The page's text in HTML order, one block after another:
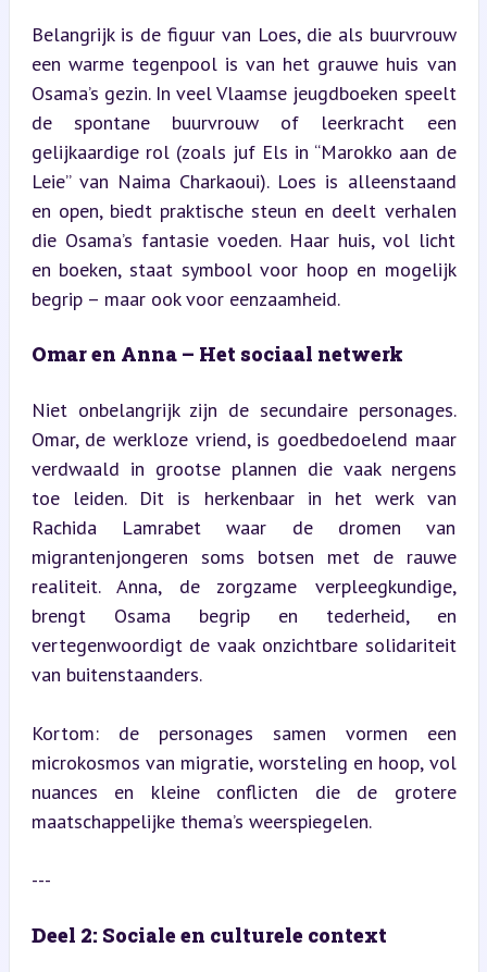
Belangrijk is de figuur van Loes, die als buurvrouw
een warme tegenpool is van het grauwe huis van
Osama’s gezin. In veel Vlaamse jeugdboeken speelt
de spontane buurvrouw of leerkracht een
gelijkaardige rol (zoals juf Els in “Marokko aan de
Leie” van Naima Charkaoui). Loes is alleenstaand
en open, biedt praktische steun en deelt verhalen
die Osama’s fantasie voeden. Haar huis, vol licht
en boeken, staat symbool voor hoop en mogelijk
begrip – maar ook voor eenzaamheid.
Omar en Anna – Het sociaal netwerk
Niet onbelangrijk zijn de secundaire personages.
Omar, de werkloze vriend, is goedbedoelend maar
verdwaald in grootse plannen die vaak nergens
toe leiden. Dit is herkenbaar in het werk van
Rachida Lamrabet waar de dromen van
migrantenjongeren soms botsen met de rauwe
realiteit. Anna, de zorgzame verpleegkundige,
brengt Osama begrip en tederheid, en
vertegenwoordigt de vaak onzichtbare solidariteit
van buitenstaanders.
Kortom: de personages samen vormen een
microkosmos van migratie, worsteling en hoop, vol
nuances en kleine conflicten die de grotere
maatschappelijke thema’s weerspiegelen.
---
Deel 2: Sociale en culturele context